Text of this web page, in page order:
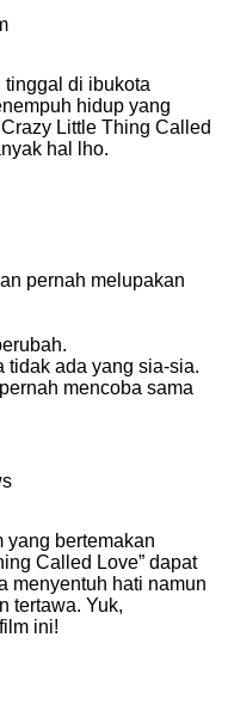
tinggal di ibukota
hidup yang
Little Thing Called
hal lho.
pernah melupakan
tidak ada yang sia-sia.
mencoba sama
yang bertemakan
Called Love” dapat
menyentuh hati namun
tertawa. Yuk,
ini!